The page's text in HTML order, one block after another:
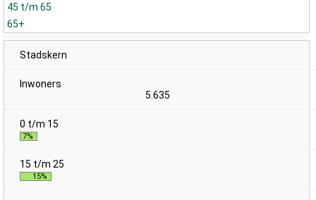
45 t/m 65
65+
Stadskern
5.635
7%
15%